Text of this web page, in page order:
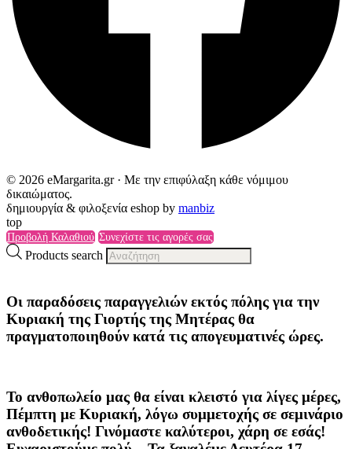
© 2026 eMargarita.gr · Με την επιφύλαξη κάθε νόμιμου
δικαιώματος.
δημιουργία & φιλοξενία eshop by manbiz
top
Προβολή Καλαθιού Συνεχίστε τις αγορές σας
Products search
Οι παραδόσεις παραγγελιώνεκτός πόλης για την
Κυριακή της Γιορτής της Μητέρας θα
πραγματοποιηθούν κατά τις απογευματινές ώρες.
Το ανθοπωλείο μας θα είναι κλειστό για λίγες μέρες,
Πέμπτη με Κυριακή, λόγω συμμετοχής σε σεμινάριο
ανθοδετικής! Γινόμαστε καλύτεροι, χάρη σε εσάς!